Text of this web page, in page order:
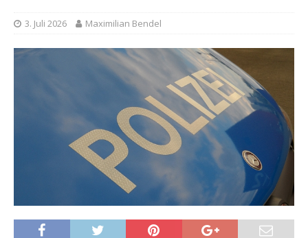
3. Juli 2026 Maximilian Bendel